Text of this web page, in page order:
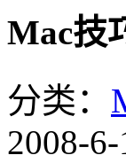
Mac技
分类：
2008-